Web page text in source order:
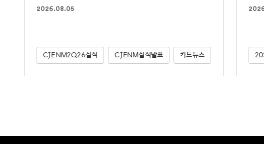
2026.08.05
CJENM2Q26실적 CJENM실적발표 카드뉴스
파